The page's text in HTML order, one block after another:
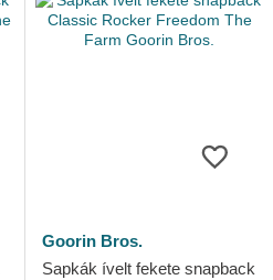
Goorin Bros.
Sapkák ívelt fekete snapback